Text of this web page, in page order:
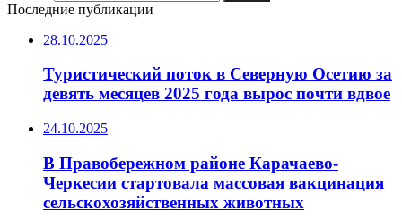
Последние публикации
28.10.2025
Туристический поток в Северную Осетию за
девять месяцев 2025 года вырос почти вдвое
24.10.2025
В Правобережном районе Карачаево-
Черкесии стартовала массовая вакцинация
сельскохозяйственных животных